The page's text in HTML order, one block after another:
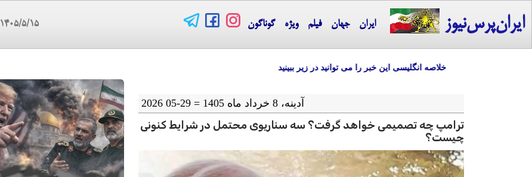
ایران‌پرس‌نیوز ایران جهان فیلم ویژه گوناگون ۱۴۰۵/۵/۱۵
خلاصه انگلیسی این خبر را می توانید در زیر ببینید
آدينه، 8 خرداد ماه 1405 = 29-05 2026
ترامپ چه تصمیمی خواهد گرفت؟ سه سناریوی محتمل در شرایط کنونی
چیست؟